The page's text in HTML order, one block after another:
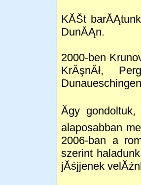
KĂŠt
DunĂĄn.
2000-ben
KrĂşnĂł,
Ăgy
alaposabban
2006-ban a
szerint
jĂśjjenek